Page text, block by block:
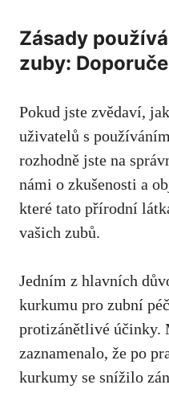
Zásady
⁤zuby:
Pokud⁣ jste ‍zvědaví,
uživatelů s
rozhodně​ jste na‌
námi o zkušenosti a
které tato přírodní
vašich zubů.
Jedním z hlavních
kurkumu pro zubní
protizánětlivé účinky.
zaznamenalo, že po
kurkumy se snížilo